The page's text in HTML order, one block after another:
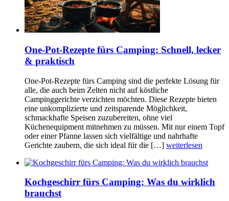
One-Pot-Rezepte fürs Camping: Schnell, lecker
& praktisch
One-Pot-Rezepte fürs Camping sind die perfekte Lösung für
alle, die auch beim Zelten nicht auf köstliche
Campinggerichte verzichten möchten. Diese Rezepte bieten
eine unkomplizierte und zeitsparende Möglichkeit,
schmackhafte Speisen zuzubereiten, ohne viel
Küchenequipment mitnehmen zu müssen. Mit nur einem Topf
oder einer Pfanne lassen sich vielfältige und nahrhafte
Gerichte zaubern, die sich ideal für die […] weiterlesen
Kochgeschirr fürs Camping: Was du wirklich
brauchst